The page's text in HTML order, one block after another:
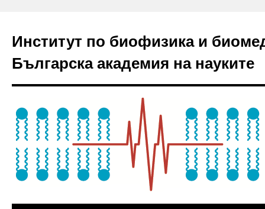
Институт по биофизика и
Българска академия на науките